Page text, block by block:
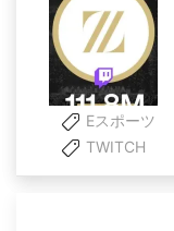
Eスポーツ
TWITCH